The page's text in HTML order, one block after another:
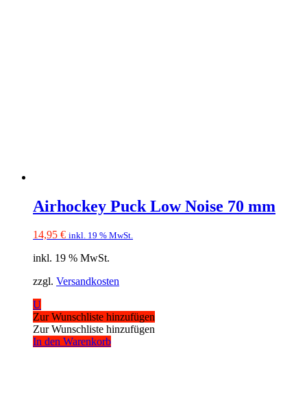
Airhockey Puck Low Noise 70 mm
14,95 € inkl. 19 % MwSt.
inkl. 19 % MwSt.
zzgl. Versandkosten
U
Zur Wunschliste hinzufügen
Zur Wunschliste hinzufügen
In den Warenkorb